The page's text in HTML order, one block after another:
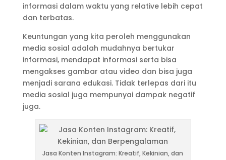
informasi dalam waktu yang relative lebih cepat
dan terbatas.
Keuntungan yang kita peroleh menggunakan
media sosial adalah mudahnya bertukar
informasi, mendapat informasi serta bisa
mengakses gambar atau video dan bisa juga
menjadi sarana edukasi. Tidak terlepas dari itu
media sosial juga mempunyai dampak negatif
juga.
Jasa Konten Instagram: Kreatif, Kekinian, dan